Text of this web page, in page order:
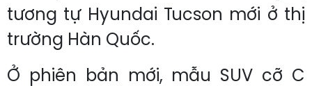
tương tự Hyundai Tucson mới ở thị
trường Hàn Quốc.
Ở phiên bản mới, mẫu SUV cỡ C